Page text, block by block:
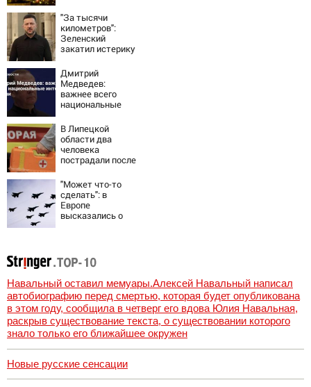
крах режима
Зеленского
"За тысячи
километров":
Зеленский
закатил истерику
ночного удара
Дмитрий
Медведев:
важнее всего
национальные
В Липецкой
области два
человека
пострадали после
"Может что-то
сделать": в
Европе
высказались о
Навальный оставил мемуары.Алексей Навальный написал
автобиографию перед смертью, которая будет опубликована
в этом году, сообщила в четверг его вдова Юлия Навальная,
раскрыв существование текста, о существовании которого
знало только его ближайшее окружен
Новые русские сенсации